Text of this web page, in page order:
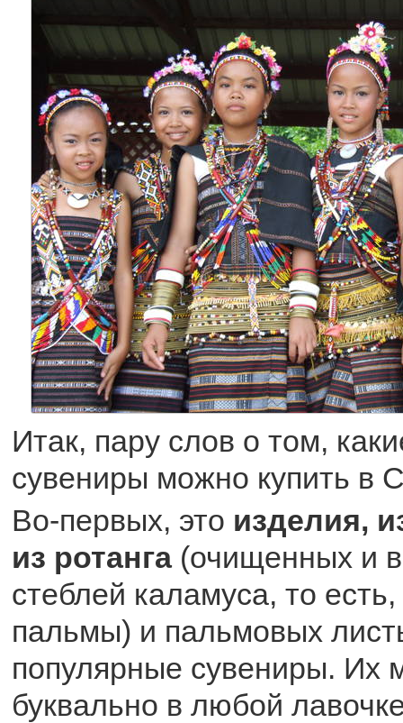
Итак, пару слов о том,
сувениры можно купить в
Во-первых, это изделия,
из ротанга(очищенных и
стеблей каламуса, то
пальмы) и пальмовых
популярные сувениры. Их
буквально в любой